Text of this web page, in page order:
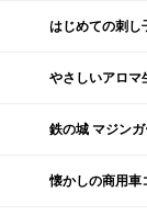
はじめての刺し
やさしいアロマ
鉄の城 マジン
懐かしの商用車